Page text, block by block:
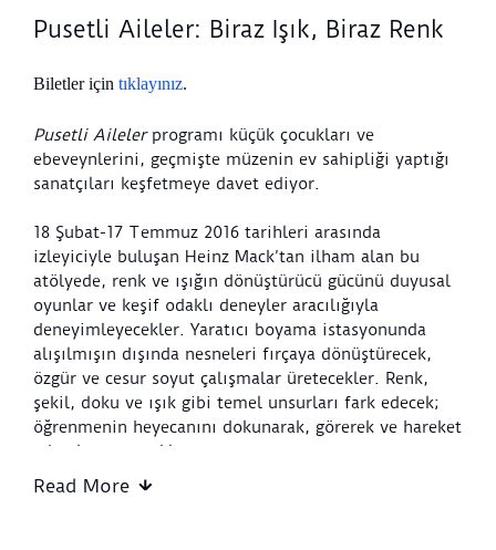
Pusetli Aileler: Biraz Işık, Biraz Renk
Biletler için tıklayınız.
Pusetli Ailelerprogramı küçük çocukları ve
ebeveynlerini, geçmişte müzenin ev sahipliği yaptığı
sanatçıları keşfetmeye davet ediyor.
18 Şubat-17 Temmuz 2016 tarihleri arasında
izleyiciyle buluşan Heinz Mack’tan ilham alan bu
atölyede, renk ve ışığın dönüştürücü gücünü duyusal
oyunlar ve keşif odaklı deneyler aracılığıyla
deneyimleyecekler. Yaratıcı boyama istasyonunda
alışılmışın dışında nesneleri fırçaya dönüştürecek,
özgür ve cesur soyut çalışmalar üretecekler. Renk,
şekil, doku ve ışık gibi temel unsurları fark edecek;
öğrenmenin heyecanını dokunarak, görerek ve hareket
ederek yaşayacaklar.
Gelişimlerini destekleyen bu programda,
Read More